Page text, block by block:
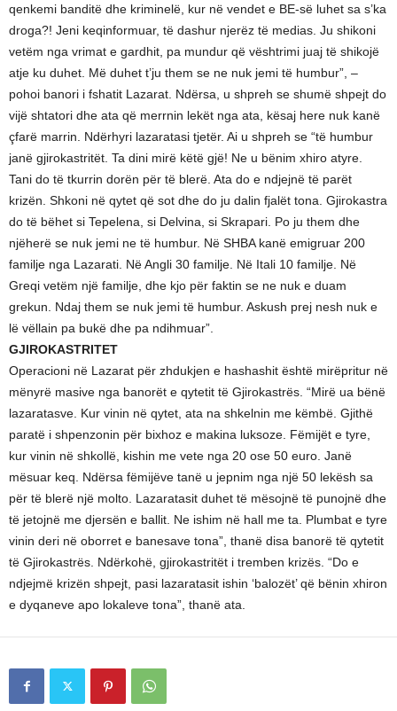
qenkemi banditë dhe kriminelë, kur në vendet e BE-së luhet sa s’ka
droga?! Jeni keqinformuar, të dashur njerëz të medias. Ju shikoni
vetëm nga vrimat e gardhit, pa mundur që vështrimi juaj të shikojë
atje ku duhet. Më duhet t’ju them se ne nuk jemi të humbur”, –
pohoi banori i fshatit Lazarat. Ndërsa, u shpreh se shumë shpejt do
vijë shtatori dhe ata që merrnin lekët nga ata, kësaj here nuk kanë
çfarë marrin. Ndërhyri lazaratasi tjetër. Ai u shpreh se “të humbur
janë gjirokastritët. Ta dini mirë këtë gjë! Ne u bënim xhiro atyre.
Tani do të tkurrin dorën për të blerë. Ata do e ndjejnë të parët
krizën. Shkoni në qytet që sot dhe do ju dalin fjalët tona. Gjirokastra
do të bëhet si Tepelena, si Delvina, si Skrapari. Po ju them dhe
njëherë se nuk jemi ne të humbur. Në SHBA kanë emigruar 200
familje nga Lazarati. Në Angli 30 familje. Në Itali 10 familje. Në
Greqi vetëm një familje, dhe kjo për faktin se ne nuk e duam
grekun. Ndaj them se nuk jemi të humbur. Askush prej nesh nuk e
lë vëllain pa bukë dhe pa ndihmuar”.
GJIROKASTRITET
Operacioni në Lazarat për zhdukjen e hashashit është mirëpritur në
mënyrë masive nga banorët e qytetit të Gjirokastrës. “Mirë ua bënë
lazaratasve. Kur vinin në qytet, ata na shkelnin me këmbë. Gjithë
paratë i shpenzonin për bixhoz e makina luksoze. Fëmijët e tyre,
kur vinin në shkollë, kishin me vete nga 20 ose 50 euro. Janë
mësuar keq. Ndërsa fëmijëve tanë u jepnim nga një 50 lekësh sa
për të blerë një molto. Lazaratasit duhet të mësojnë të punojnë dhe
të jetojnë me djersën e ballit. Ne ishim në hall me ta. Plumbat e tyre
vinin deri në oborret e banesave tona”, thanë disa banorë të qytetit
të Gjirokastrës. Ndërkohë, gjirokastritët i tremben krizës. “Do e
ndjejmë krizën shpejt, pasi lazaratasit ishin ‘balozët’ që bënin xhiron
e dyqaneve apo lokaleve tona”, thanë ata.